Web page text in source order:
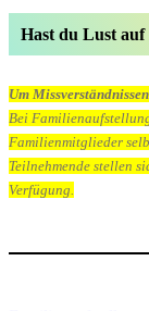
Hast du Lust auf
Um
Bei
Familienmitglieder
Teilnehmende stellen
Verfügung.